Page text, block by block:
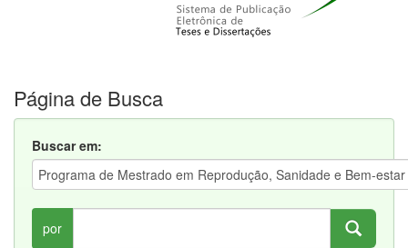
Página de Busca
Buscar em:
por